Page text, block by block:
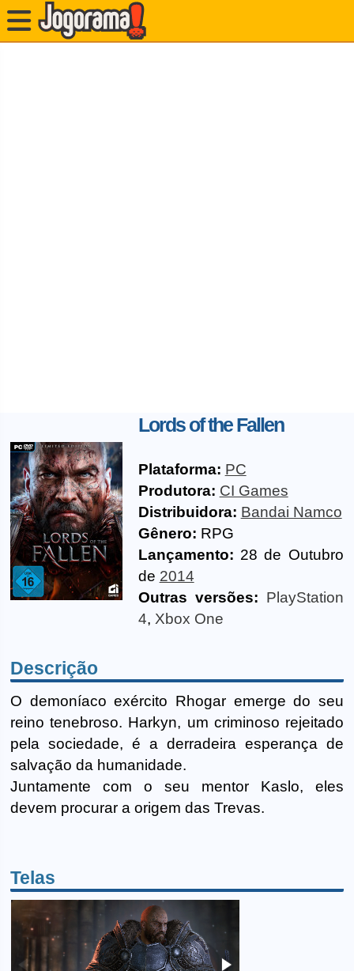
Lords of the Fallen
Plataforma: PC
Produtora: CI Games
Distribuidora: Bandai Namco
Gênero: RPG
Lançamento: 28 de Outubro
de 2014
Outras versões: PlayStation
4, Xbox One
Descrição
O demoníaco exército Rhogar emerge do seu
reino tenebroso. Harkyn, um criminoso rejeitado
pela sociedade, é a derradeira esperança de
salvação da humanidade.
Juntamente com o seu mentor Kaslo, eles
devem procurar a origem das Trevas.
Telas